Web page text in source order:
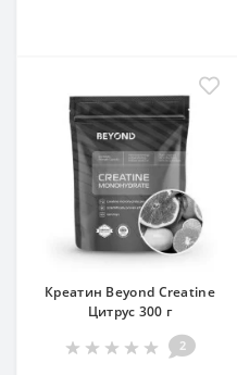
Креатин Beyond Creatine
Цитрус 300 г
2